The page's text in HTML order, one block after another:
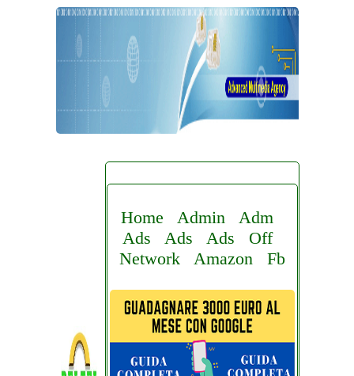
Home Admin
Adm
Ads
Ads Ads
Off
Network
Amazon Fb